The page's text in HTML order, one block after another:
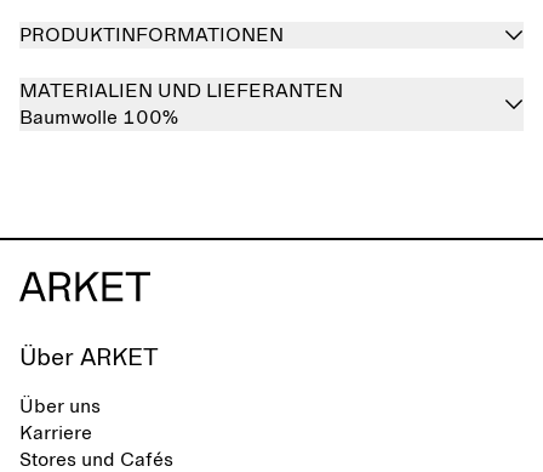
PRODUKTINFORMATIONEN
MATERIALIEN UND LIEFERANTEN
Baumwolle 100%
Über ARKET
Über uns
Karriere
Stores und Cafés